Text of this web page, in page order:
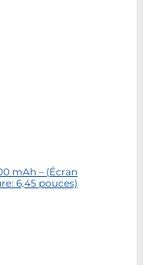
mAh – (Écran
6,45 pouces)